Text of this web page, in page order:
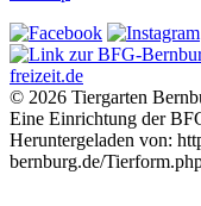
© 2026 Tiergarten
Eine Einrichtung der
Heruntergeladen von:
bernburg.de/